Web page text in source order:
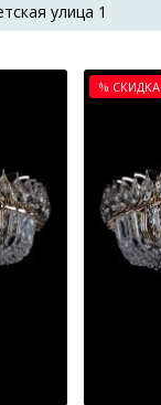
улица 1
% СКИДКА